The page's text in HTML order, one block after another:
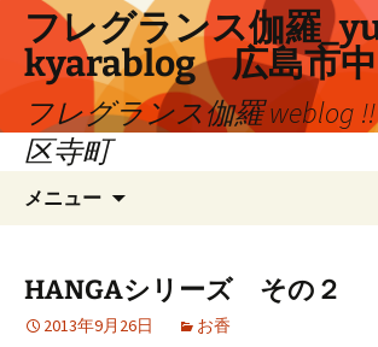
ツ
フレグランス伽羅
kyarablog 広島市中
フレグランス伽羅 weblog
区寺町
メニュー
HANGAシリーズ その２
2013年9月26日 お香